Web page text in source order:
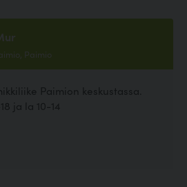
Paimio
Paimion keskustassa.
ja la 10-14